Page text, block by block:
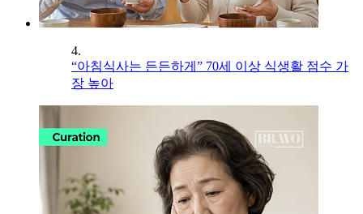
4.
“아침식사는 든든하게” 70세 이상 식생활 점수 가
장 높아